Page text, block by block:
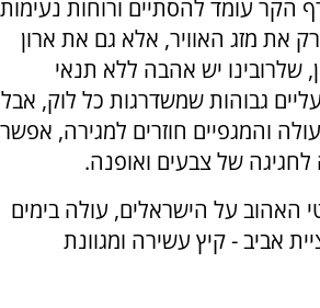
הקר עומד להסתיים ורוחות נעימות
את מזג האוויר, אלא גם את ארון
שלרובינו יש אהבה ללא תנאי
גבוהות שמשדרגות כל לוק, אבל
והמגפיים חוזרים למגירה, אפשר
של צבעים ואופנה.
האהוב על הישראלים, עולה בימים
אביב - קיץ עשירה ומגוונת